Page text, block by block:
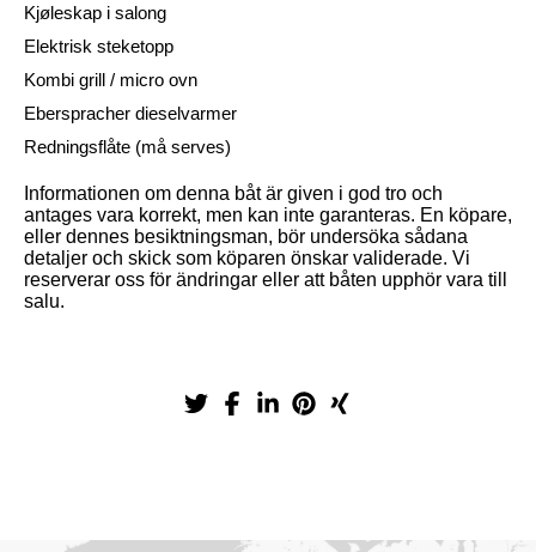
Kjøleskap i salong
Elektrisk steketopp
Kombi grill / micro ovn
Eberspracher dieselvarmer
Redningsflåte (må serves)
Informationen om denna båt är given i god tro och
antages vara korrekt, men kan inte garanteras. En köpare,
eller dennes besiktningsman, bör undersöka sådana
detaljer och skick som köparen önskar validerade. Vi
reserverar oss för ändringar eller att båten upphör vara till
salu.